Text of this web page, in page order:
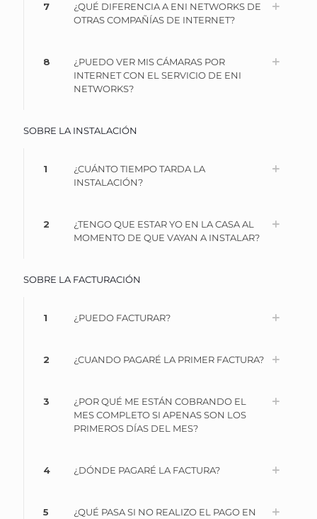
7
¿QUÉ DIFERENCIA A ENI NETWORKS DE
OTRAS COMPAÑÍAS DE INTERNET?
8
¿PUEDO VER MIS CÁMARAS POR
INTERNET CON EL SERVICIO DE ENI
NETWORKS?
SOBRE LA INSTALACIÓN
1
¿CUÁNTO TIEMPO TARDA LA
INSTALACIÓN?
2
¿TENGO QUE ESTAR YO EN LA CASA AL
MOMENTO DE QUE VAYAN A INSTALAR?
SOBRE LA FACTURACIÓN
1 ¿PUEDO FACTURAR?
2 ¿CUANDO PAGARÉ LA PRIMER FACTURA?
3
¿POR QUÉ ME ESTÁN COBRANDO EL
MES COMPLETO SI APENAS SON LOS
PRIMEROS DÍAS DEL MES?
4 ¿DÓNDE PAGARÉ LA FACTURA?
5
¿QUÉ PASA SI NO REALIZO EL PAGO EN